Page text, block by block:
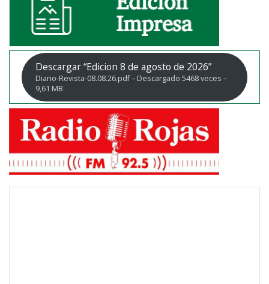
Descargar “Edicion 8 de agosto de 2026”
Diario-Revista-08.08.26.pdf – Descargado 5468 veces –
9,61 MB